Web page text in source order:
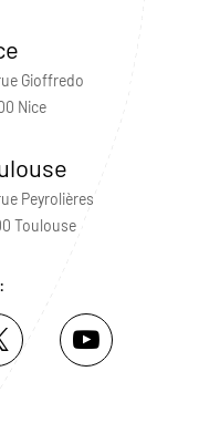
Gioffredo
Nice
Peyrolières
Toulouse